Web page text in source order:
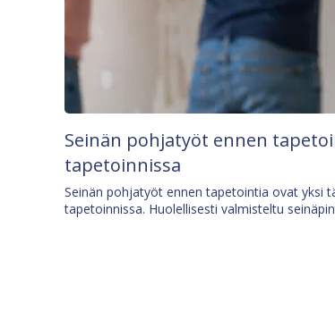
Seinän pohjatyöt ennen
tapetoinnissa
Seinän pohjatyöt ennen tapetointia ovat yksi
tapetoinnissa. Huolellisesti valmisteltu